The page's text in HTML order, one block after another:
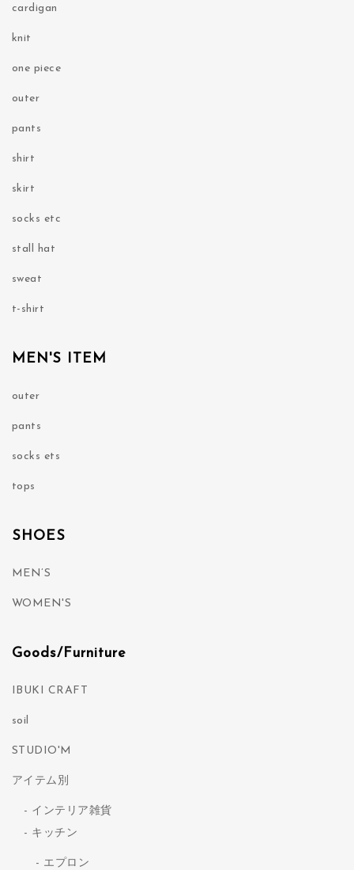
cardigan
knit
one piece
outer
pants
shirt
skirt
socks etc
stall hat
sweat
t-shirt
MEN'S ITEM
outer
pants
socks ets
tops
SHOES
MEN’S
WOMEN'S
Goods/Furniture
IBUKI CRAFT
soil
STUDIO'M
アイテム別
インテリア雑貨
キッチン
エプロン